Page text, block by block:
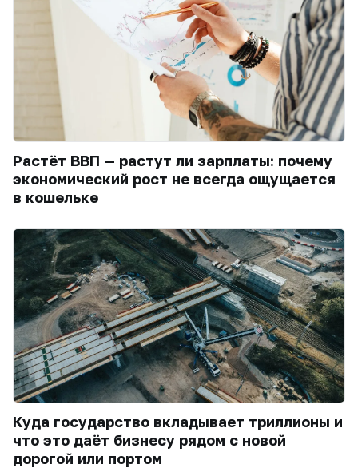
Растёт ВВП — растут ли зарплаты: почему
экономический рост не всегда ощущается
в кошельке
Куда государство вкладывает триллионы и
что это даёт бизнесу рядом с новой
дорогой или портом